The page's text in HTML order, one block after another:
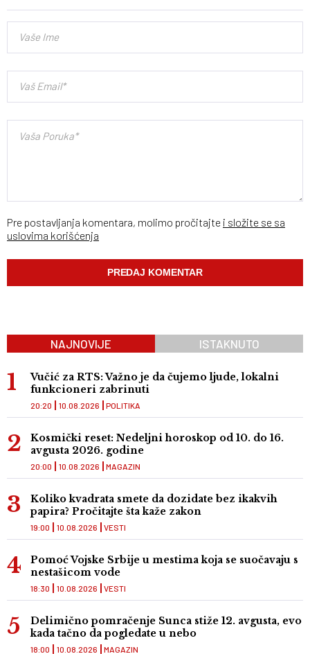
Pre postavljanja komentara, molimo pročitajte i složite se sa
uslovima korišćenja
NAJNOVIJE ISTAKNUTO
Vučić za RTS: Važno je da čujemo ljude, lokalni
funkcioneri zabrinuti
POLITIKA
20:20 10.08.2026
Kosmički reset: Nedeljni horoskop od 10. do 16.
avgusta 2026. godine
MAGAZIN
20:00 10.08.2026
Koliko kvadrata smete da dozidate bez ikakvih
papira? Pročitajte šta kaže zakon
VESTI
19:00 10.08.2026
Pomoć Vojske Srbije u mestima koja se suočavaju s
nestašicom vode
VESTI
18:30 10.08.2026
Delimično pomračenje Sunca stiže 12. avgusta, evo
kada tačno da pogledate u nebo
MAGAZIN
18:00 10.08.2026